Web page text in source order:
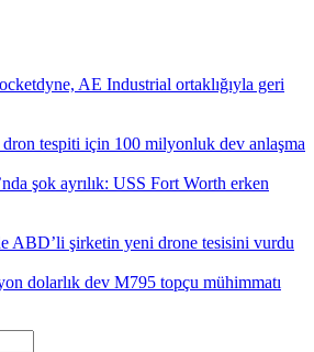
AE Industrial ortaklığıyla geri
tespiti için 100 milyonluk dev anlaşma
şok ayrılık: USS Fort Worth erken
ABD’li şirketin yeni drone tesisini vurdu
dolarlık dev M795 topçu mühimmatı